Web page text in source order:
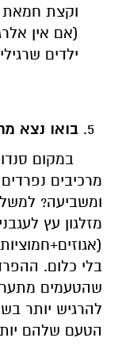
וקצת חמאת
(אם אין
ילדים
בואו נצא
במקום
מרכיבים
ומשביעה?
מזלגון עץ
בלי כלום.
שהטעמים
להרגיש יותר
הטעם שלהם